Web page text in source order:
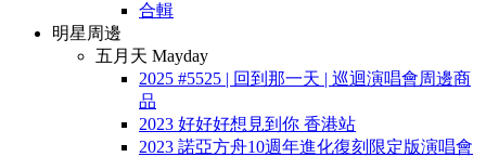
合輯
明星周邊
五月天 Mayday
2025 #5525 | 回到那一天 | 巡迴演唱會周邊商
品
2023 好好好想見到你 香港站
2023 諾亞方舟10週年進化復刻限定版演唱會